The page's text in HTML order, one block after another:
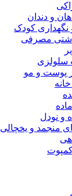
و دندان
نگهداری کودک
مصرفی
سلولزی
پوست و مو
و نودل
منجمد و یخچالی